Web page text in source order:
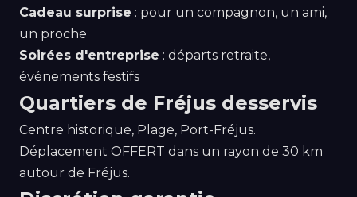
Cadeau surprise : pour un compagnon, un ami,
un proche
Soirées d'entreprise : départs retraite,
événements festifs
Quartiers de Fréjus desservis
Centre historique, Plage, Port-Fréjus.
Déplacement OFFERT dans un rayon de 30 km
autour de Fréjus.